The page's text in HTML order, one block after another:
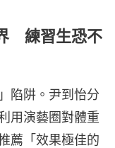
練習生恐不
陷阱。尹到怡分
用演藝圈對體重
薦「效果極佳的